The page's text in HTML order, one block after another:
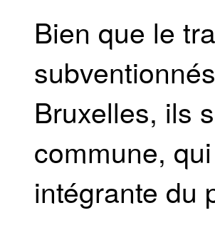
Bien que le
Bruxelles, ils
commune,
intégrante du